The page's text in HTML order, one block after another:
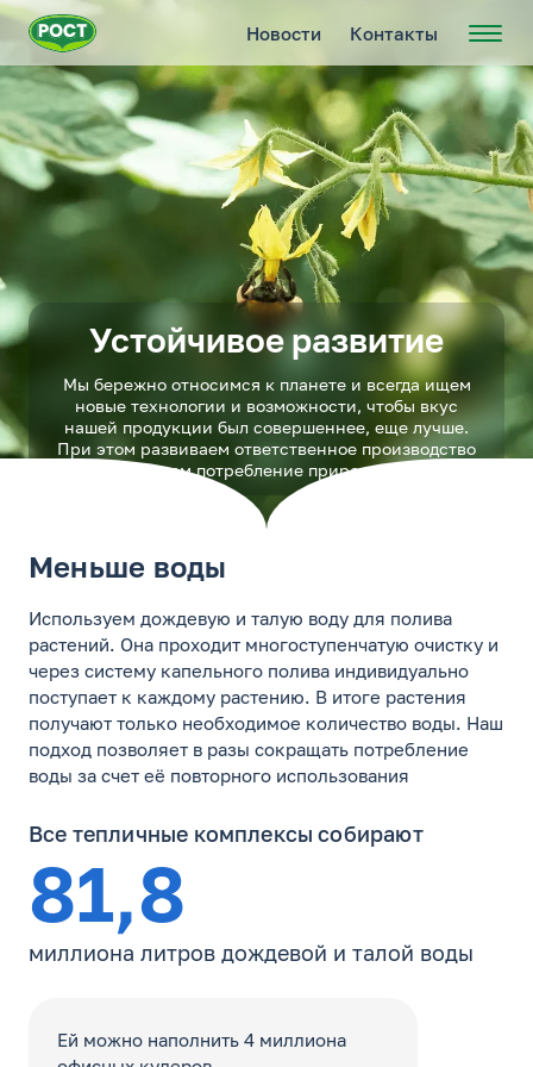
Новости Контакты
Устойчивое развитие
Мы бережно относимся к планете и всегда ищем
новые технологии и возможности, чтобы вкус
нашей продукции был совершеннее, еще лучше.
При этом развиваем ответственное производство
и минимизируем потребление природных ресурсов
Меньше воды
Используем дождевую и талую воду для полива
растений. Она проходит многоступенчатую очистку и
через систему капельного полива индивидуально
поступает к каждому растению. В итоге растения
получают только необходимое количество воды. Наш
подход позволяет в разы сокращать потребление
воды за счет её повторного использования
Все тепличные комплексы собирают
81,8
миллиона литров дождевой и талой воды
Ей можно наполнить 4 миллиона